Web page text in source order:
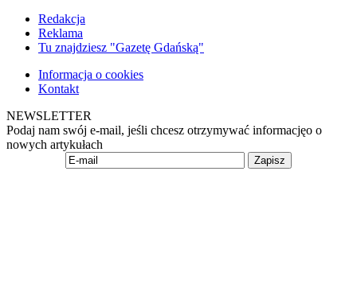
Redakcja
Reklama
Tu znajdziesz "Gazetę Gdańską"
Informacja o cookies
Kontakt
NEWSLETTER
Podaj nam swój e-mail, jeśli chcesz otrzymywać informacjęo o
nowych artykułach
Zapisz